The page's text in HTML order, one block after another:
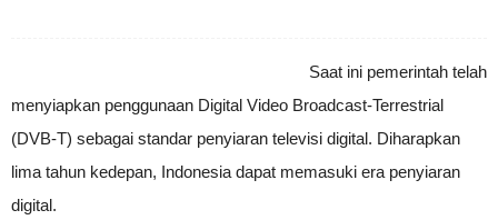
Saat ini pemerintah telah
menyiapkan penggunaan Digital Video Broadcast-Terrestrial
(DVB-T) sebagai standar penyiaran televisi digital. Diharapkan
lima tahun kedepan, Indonesia dapat memasuki era penyiaran
digital.